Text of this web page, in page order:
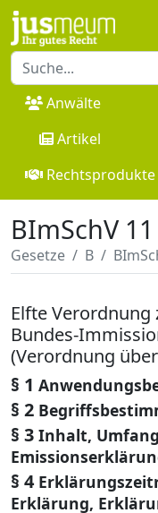
Anwälte
Artikel
Rechtsprodukte
BImSchV
Gesetze B BImSchV
Elfte
Bundes-
(Verordnung
§ 1
§ 2
§ 3 Inhalt,
§ 4
Erklärung,